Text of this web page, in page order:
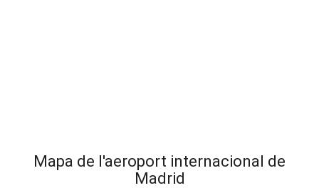
Mapa de l'aeroport internacional de
Madrid